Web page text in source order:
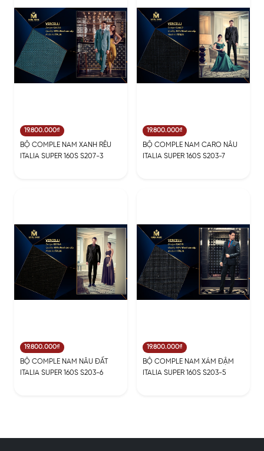
19.800.000₫
BỘ COMPLE NAM XANH RÊU
ITALIA SUPER 160S S207-3
19.800.000₫
BỘ COMPLE NAM CARO NÂU
ITALIA SUPER 160S S203-7
19.800.000₫
BỘ COMPLE NAM NÂU ĐẤT
ITALIA SUPER 160S S203-6
19.800.000₫
BỘ COMPLE NAM XÁM ĐẬM
ITALIA SUPER 160S S203-5